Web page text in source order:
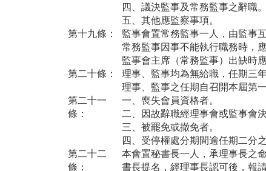
四、議決監事及常務監事之辭職。
五、其他應監察事項。
第十九條：
監事會置常務監事一人，由監事
常務監事因事不能執行職務時，
監事會主席（常務監事）出缺時
第二十條：
理事、監事均為無給職，任期三
理事、監事之任期自召開本屆第
第二十一
條：
一、喪失會員資格者。
二、因故辭職經理事會或監事會
三、被罷免或撤免者。
四、受停權處分期間逾任期二分之
第二十二
條：
本會置秘書長一人，承理事長之
書長提名，經理事長認可後，報